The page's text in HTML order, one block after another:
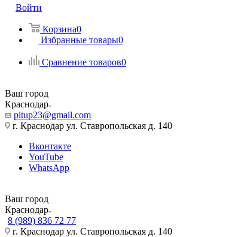
Войти
Корзина0
Избранные товары0
Сравнение товаров0
Ваш город
Краснодар
pitup23@gmail.com
г. Краснодар ул. Ставропольская д. 140
Вконтакте
YouTube
WhatsApp
Ваш город
Краснодар
8 (989) 836 72 77
г. Краснодар ул. Ставропольская д. 140